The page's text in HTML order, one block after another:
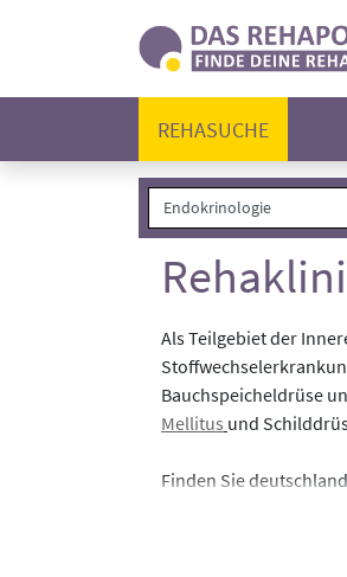
REHASUCHE
Als Teilgebiet der
Bauchspeicheldrüse
Mellitus und
Finden Sie